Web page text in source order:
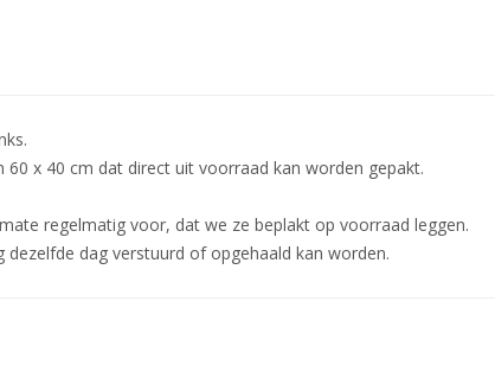
x 40 cm dat direct uit voorraad kan worden gepakt.
regelmatig voor, dat we ze beplakt op voorraad leggen.
dag verstuurd of opgehaald kan worden.